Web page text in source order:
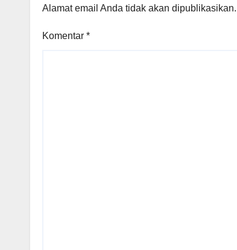
Alamat email Anda tidak akan dipublikasikan.
Komentar *